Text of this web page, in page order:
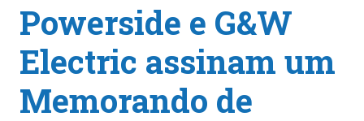
Powerside e G&W
Electric assinam um
Memorando de